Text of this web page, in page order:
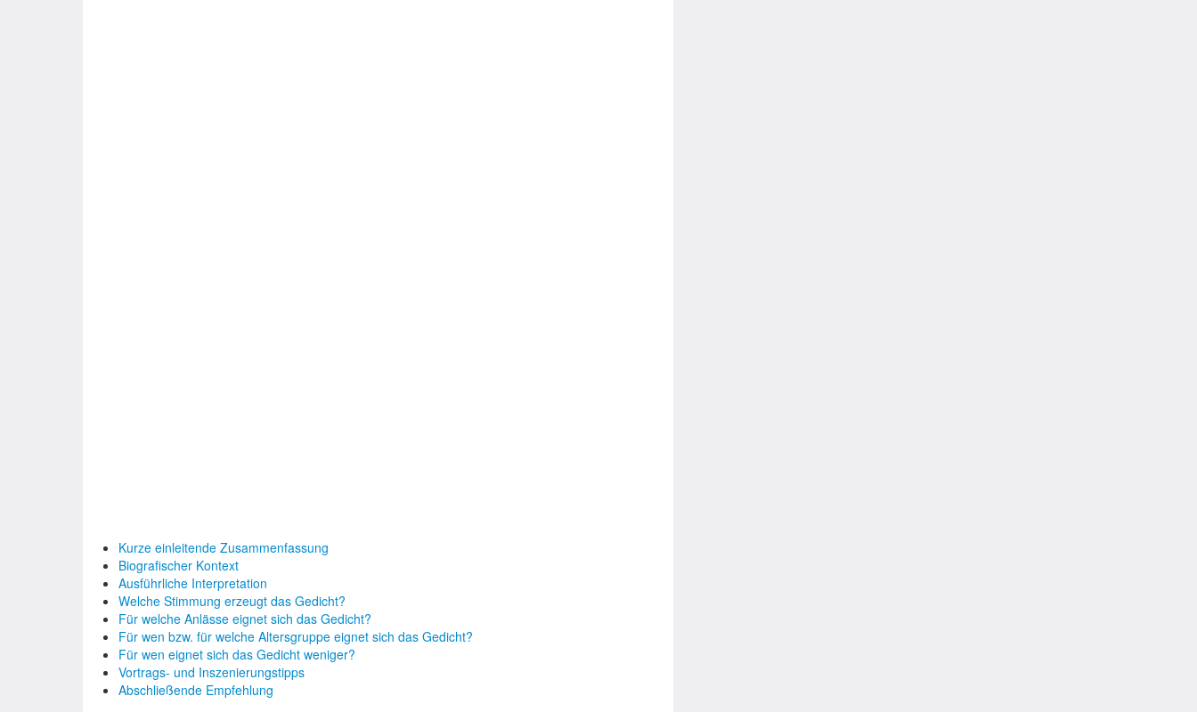
Kurze einleitende Zusammenfassung
Biografischer Kontext
Ausführliche Interpretation
Welche Stimmung erzeugt das Gedicht?
Für welche Anlässe eignet sich das Gedicht?
Für wen bzw. für welche Altersgruppe eignet sich das Gedicht?
Für wen eignet sich das Gedicht weniger?
Vortrags- und Inszenierungstipps
Abschließende Empfehlung